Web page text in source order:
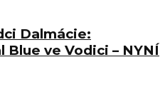
Dalmácie:
ve Vodici – NYNÍ